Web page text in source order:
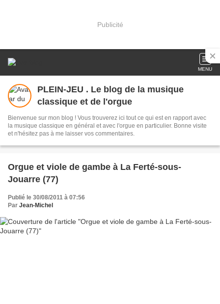
Publicité
MENU
PLEIN-JEU . Le blog de la musique
classique et de l'orgue
Bienvenue sur mon blog ! Vous trouverez ici tout ce qui est en rapport avec
la musique classique en général et avec l'orgue en particulier. Bonne visite
et n'hésitez pas à me laisser vos commentaires.
Orgue et viole de gambe à La Ferté-sous-
Jouarre (77)
Publié le 30/08/2011 à 07:56
Par Jean-Michel